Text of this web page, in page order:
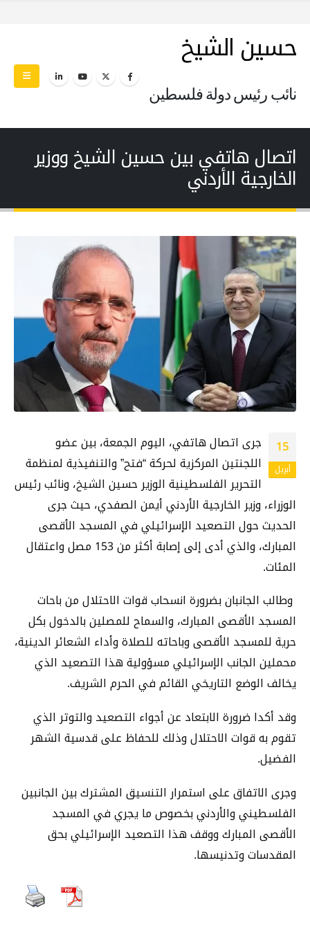
حسين الشيخ
نائب رئيس دولة فلسطين
اتصال هاتفي بين حسين الشيخ ووزير
الخارجية الأردني
15
أبريل
جرى اتصال هاتفي، اليوم الجمعة، بين عضو
اللجنتين المركزية لحركة “فتح” والتنفيذية لمنظمة
التحرير الفلسطينية الوزير حسين الشيخ، ونائب رئيس
الوزراء، وزير الخارجية الأردني أيمن الصفدي، حيث جرى
الحديث حول التصعيد الإسرائيلي في المسجد الأقصى
المبارك، والذي أدى إلى إصابة أكثر من 153 مصل واعتقال
المئات.
وطالب الجانبان بضرورة انسحاب قوات الاحتلال من باحات
المسجد الأقصى المبارك، والسماح للمصلين بالدخول بكل
حرية للمسجد الأقصى وباحاته للصلاة وأداء الشعائر الدينية،
محملين الجانب الإسرائيلي مسؤولية هذا التصعيد الذي
يخالف الوضع التاريخي القائم في الحرم الشريف.
وقد أكدا ضرورة الابتعاد عن أجواء التصعيد والتوتر الذي
تقوم به قوات الاحتلال وذلك للحفاظ على قدسية الشهر
الفضيل.
وجرى الاتفاق على استمرار التنسيق المشترك بين الجانبين
الفلسطيني والأردني بخصوص ما يجري في المسجد
الأقصى المبارك ووقف هذا التصعيد الإسرائيلي بحق
المقدسات وتدنيسها.